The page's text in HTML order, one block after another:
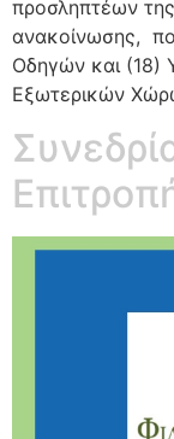
προσληπτέων
ανακοίνωσης,
Οδηγών και (18)
Εξωτερικών